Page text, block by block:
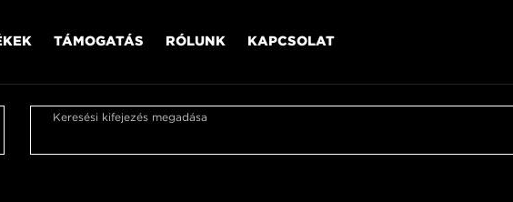
TÁMOGATÁS RÓLUNK KAPCSOLAT
Keresési kifejezés megadása